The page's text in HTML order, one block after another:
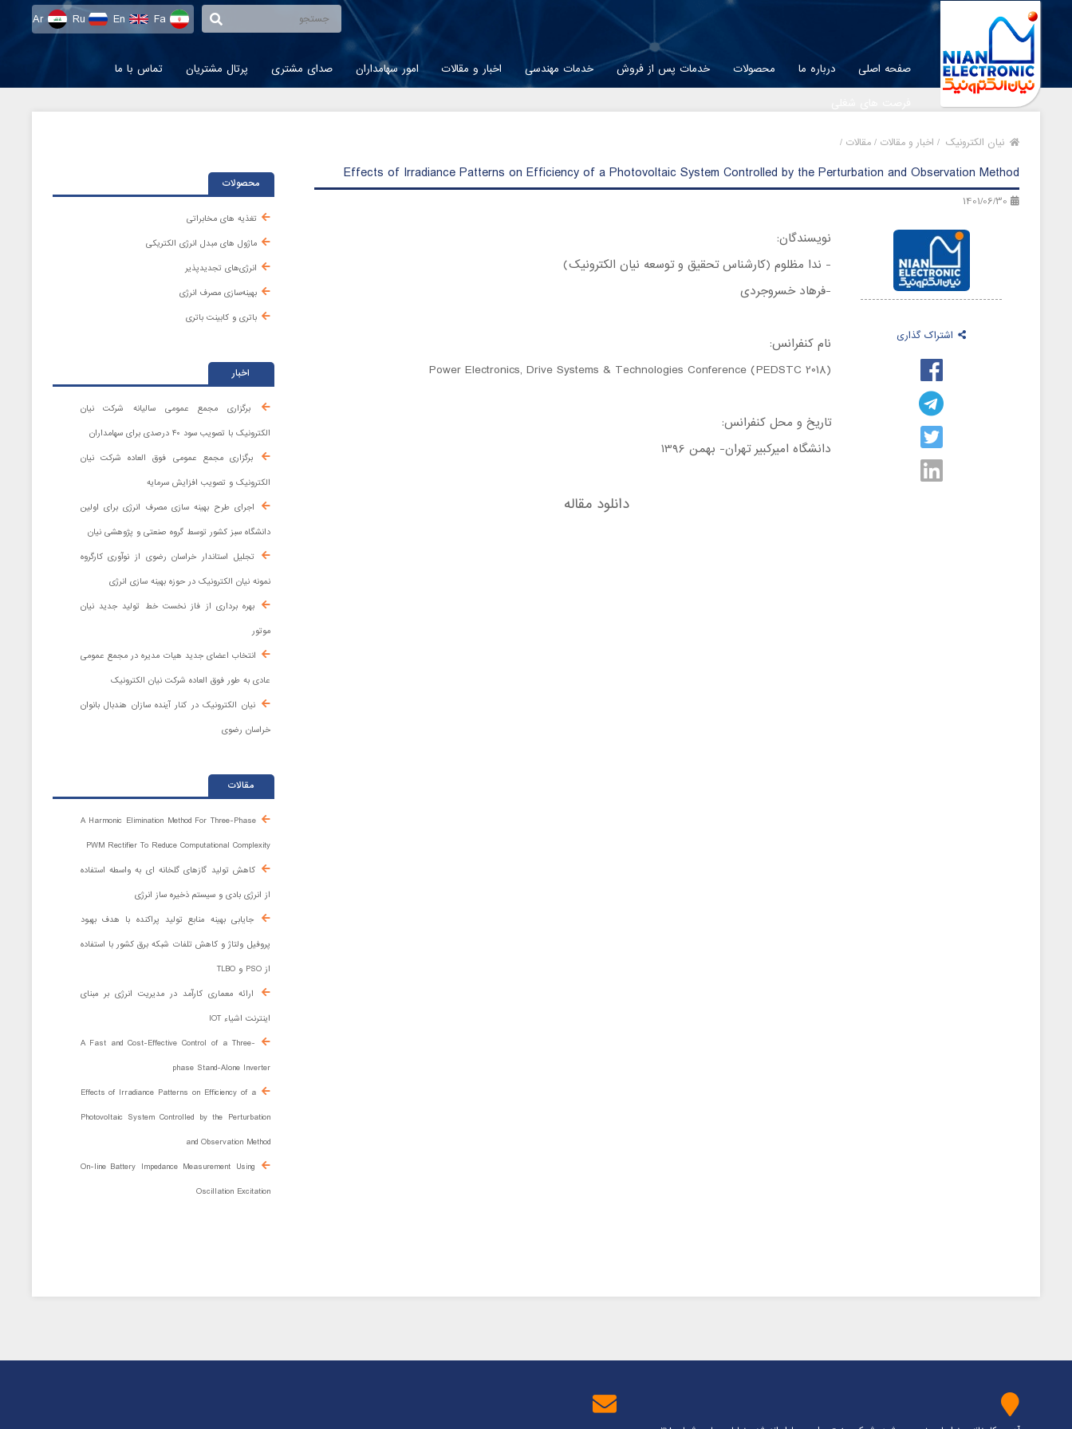
Fa
En
Ru
Ar
صفحه اصلی درباره ما محصولات خدمات پس از فروش خدمات مهندسی اخبار و مقالات امور سهامداران صدای مشتری پرتال مشتریان تماس با ما
نیان الکترونیک / اخبار و مقالات / مقالات /
Effects of Irradiance Patterns on Efficiency of a Photovoltaic System Controlled by the Perturbation and Observation Method
1401/06/30
اشتراک گذاری
نویسندگان:
- ندا مظلوم (کارشناس تحقیق و توسعه نیان الکترونیک)
-فرهاد خسروجردی
نام کنفرانس:
Power Electronics, Drive Systems & Technologies Conference (PEDSTC 2018)
تاریخ و محل کنفرانس:
دانشگاه امیرکبیر تهران- بهمن 1396
دانلود مقاله
محصولات
تغذیه های مخابراتی
ماژول های مبدل انرژی الکتریکی
انرژی‌های تجدیدپذیر
بهینه‌سازی مصرف انرژی
باتری و کابینت باتری
اخبار
برگزاری مجمع عمومی سالیانه شرکت نیان
الکترونیک با تصویب سود ۴۰ درصدی برای سهامداران
برگزاری مجمع عمومی فوق العاده شرکت نیان
الکترونیک و تصویب افزایش سرمایه
اجرای طرح بهینه سازی مصرف انرژی برای اولین
دانشگاه سبز کشور توسط گروه صنعتی و پژوهشی نیان
تجلیل استاندار خراسان رضوی از نوآوری کارگروه
نمونه نیان الکترونیک در حوزه بهینه ‌سازی انرژی
بهره برداری از فاز نخست خط تولید جدید نیان
موتور
انتخاب اعضای جدید هیات مدیره در مجمع عمومی
عادی به طور فوق العاده شرکت نیان الکترونیک
نیان الکترونیک در کنار آینده ‌سازان هندبال بانوان
خراسان رضوی
مقالات
A Harmonic Elimination Method For Three-Phase
PWM Rectifier To Reduce Computational Complexity
کاهش تولید گازهای گلخانه ای به واسطه استفاده
از انرژی بادی و سیستم ذخیره ساز انرژی
جایابی بهینه منابع تولید پراکنده با هدف بهبود
پروفیل ولتاژ و کاهش تلفات شبکه برق کشور با استفاده
از PSO و TLBO
ارائه معماری کارآمد در مدیریت انرژی بر مبنای
اینترنت اشیاء IOT
A Fast and Cost-Effective Control of a Three-
phase Stand-Alone Inverter
Effects of Irradiance Patterns on Efficiency of a
Photovoltaic System Controlled by the Perturbation
and Observation Method
On-line Battery Impedance Measurement Using
Oscillation Excitation